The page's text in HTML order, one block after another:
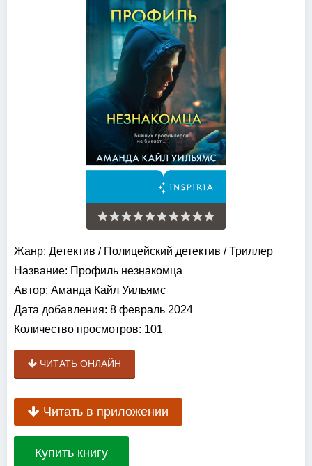
Жанр: Детектив / Полицейский детектив /Триллер
Название: Профиль незнакомца
Автор: Аманда Кайл Уильямс
Дата добавления: 8 февраль 2024
Количество просмотров: 101
ЧИТАТЬ ОНЛАЙН
Читать в приложении
Купить книгу